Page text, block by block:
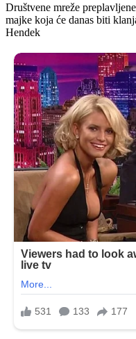
Društvene mreže
majke koja će danas biti
Hendek